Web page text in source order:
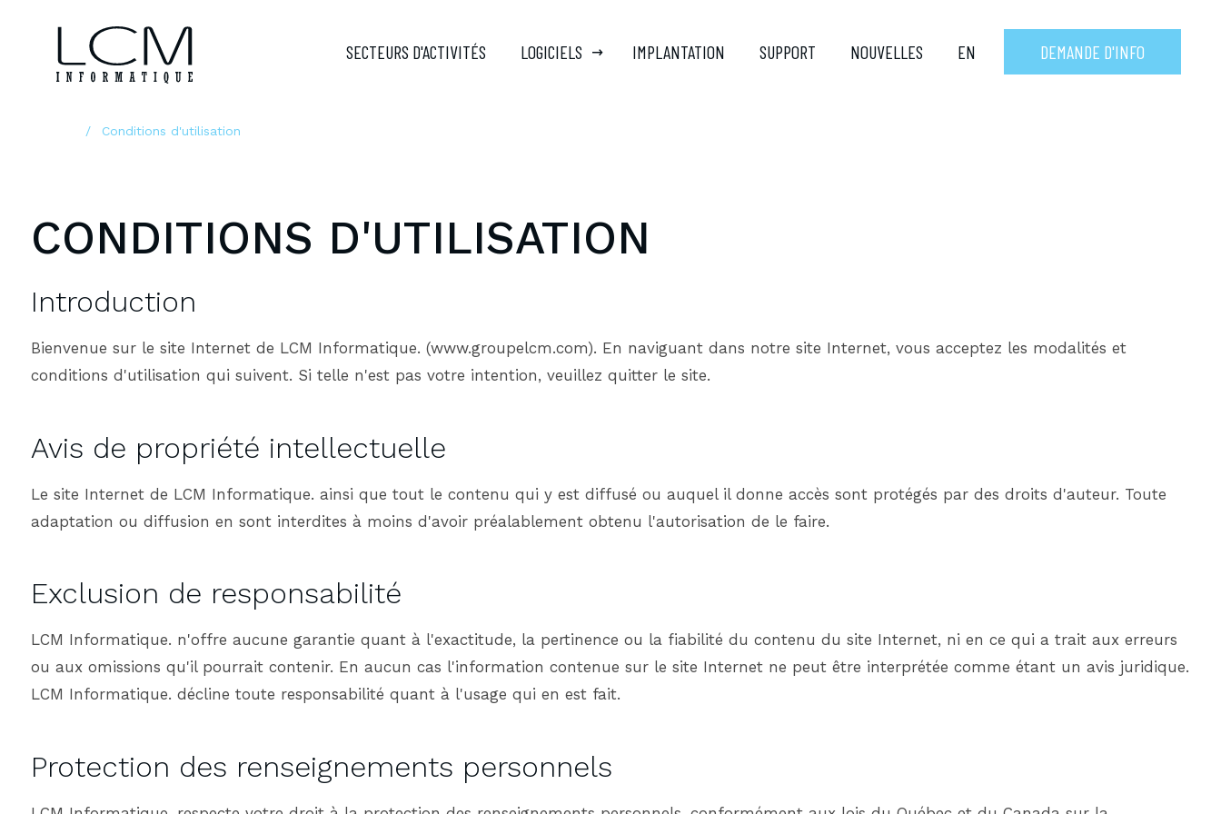
SECTEURS D'ACTIVITÉS LOGICIELS IMPLANTATION SUPPORT NOUVELLES EN DEMANDE D'INFO
Conditions d'utilisation
CONDITIONS D'UTILISATION
Introduction
Bienvenue sur le site Internet de LCM Informatique. (www.groupelcm.com). En naviguant dans notre site Internet, vous acceptez les modalités et
conditions d'utilisation qui suivent. Si telle n'est pas votre intention, veuillez quitter le site.
Avis de propriété intellectuelle
Le site Internet de LCM Informatique. ainsi que tout le contenu qui y est diffusé ou auquel il donne accès sont protégés par des droits d'auteur. Toute
adaptation ou diffusion en sont interdites à moins d'avoir préalablement obtenu l'autorisation de le faire.
Exclusion de responsabilité
LCM Informatique. n'offre aucune garantie quant à l'exactitude, la pertinence ou la fiabilité du contenu du site Internet, ni en ce qui a trait aux erreurs
ou aux omissions qu'il pourrait contenir. En aucun cas l'information contenue sur le site Internet ne peut être interprétée comme étant un avis juridique.
LCM Informatique. décline toute responsabilité quant à l'usage qui en est fait.
Protection des renseignements personnels